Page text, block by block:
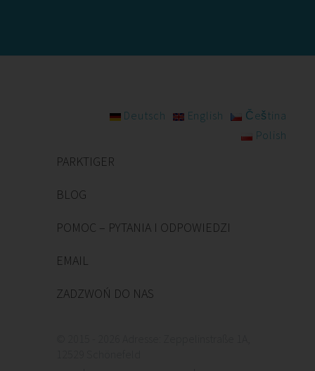
Deutsch English
Čeština
Polish
PARKTIGER
BLOG
POMOC – PYTANIA I ODPOWIEDZI
EMAIL
ZADZWOŃ DO NAS